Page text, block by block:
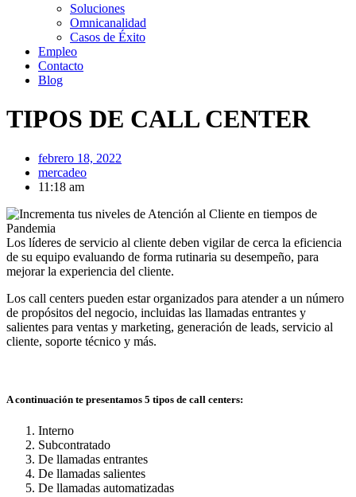
Soluciones
Omnicanalidad
Casos de Éxito
Empleo
Contacto
Blog
TIPOS DE CALL CENTER
febrero 18, 2022
mercadeo
11:18 am
Los líderes de servicio al cliente deben vigilar de cerca la eficiencia
de su equipo evaluando de forma rutinaria su desempeño, para
mejorar la experiencia del cliente.
Los call centers pueden estar organizados para atender a un número
de propósitos del negocio, incluidas las llamadas entrantes y
salientes para ventas y marketing, generación de leads, servicio al
cliente, soporte técnico y más.
A continuación te presentamos 5 tipos de call centers:
Interno
Subcontratado
De llamadas entrantes
De llamadas salientes
De llamadas automatizadas